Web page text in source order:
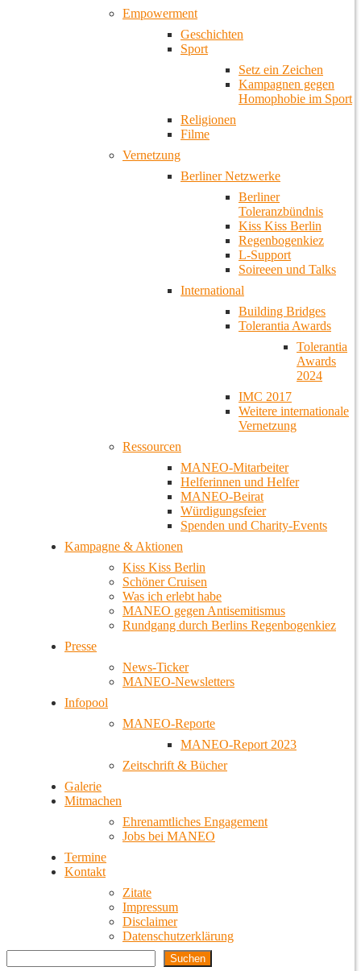
Empowerment
Geschichten
Sport
Setz ein Zeichen
Kampagnen gegen
Homophobie im Sport
Religionen
Filme
Vernetzung
Berliner Netzwerke
Berliner
Toleranzbündnis
Kiss Kiss Berlin
Regenbogenkiez
L-Support
Soireeen und Talks
International
Building Bridges
Tolerantia Awards
Tolerantia
Awards
2024
IMC 2017
Weitere internationale
Vernetzung
Ressourcen
MANEO-Mitarbeiter
Helferinnen und Helfer
MANEO-Beirat
Würdigungsfeier
Spenden und Charity-Events
Kampagne & Aktionen
Kiss Kiss Berlin
Schöner Cruisen
Was ich erlebt habe
MANEO gegen Antisemitismus
Rundgang durch Berlins Regenbogenkiez
Presse
News-Ticker
MANEO-Newsletters
Infopool
MANEO-Reporte
MANEO-Report 2023
Zeitschrift & Bücher
Galerie
Mitmachen
Ehrenamtliches Engagement
Jobs bei MANEO
Termine
Kontakt
Zitate
Impressum
Disclaimer
Datenschutzerklärung
Suchen